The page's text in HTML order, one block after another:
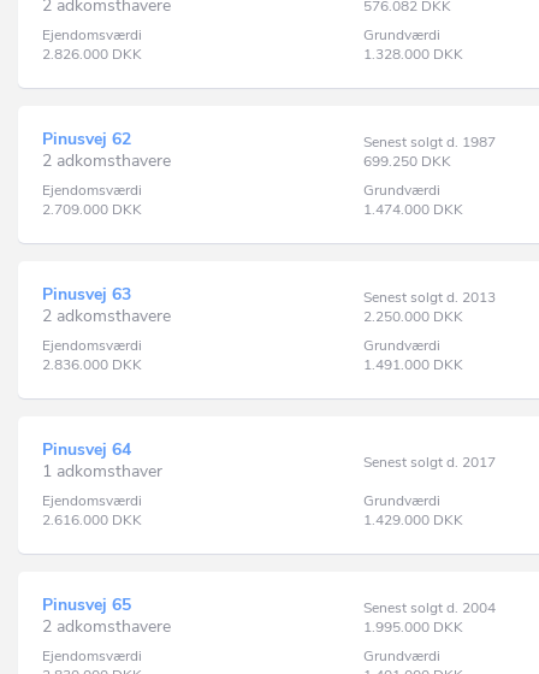
2 adkomsthavere 576.082 DKK
Ejendomsværdi
2.826.000 DKK
Grundværdi
1.328.000 DKK
Pinusvej 62
2 adkomsthavere
Senest solgt d. 1987
699.250 DKK
Ejendomsværdi
2.709.000 DKK
Grundværdi
1.474.000 DKK
Pinusvej 63
2 adkomsthavere
Senest solgt d. 2013
2.250.000 DKK
Ejendomsværdi
2.836.000 DKK
Grundværdi
1.491.000 DKK
Pinusvej 64
1 adkomsthaver
Senest solgt d. 2017
Ejendomsværdi
2.616.000 DKK
Grundværdi
1.429.000 DKK
Pinusvej 65
2 adkomsthavere
Senest solgt d. 2004
1.995.000 DKK
Ejendomsværdi
Grundværdi